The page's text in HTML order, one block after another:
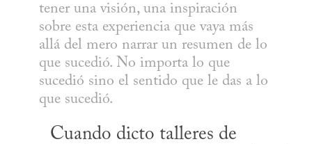
tener una visión, una inspiración
sobre esta experiencia que vaya más
allá del mero narrar un resumen de lo
que sucedió. No importa lo que
sucedió sino el sentido que le das a lo
que sucedió.